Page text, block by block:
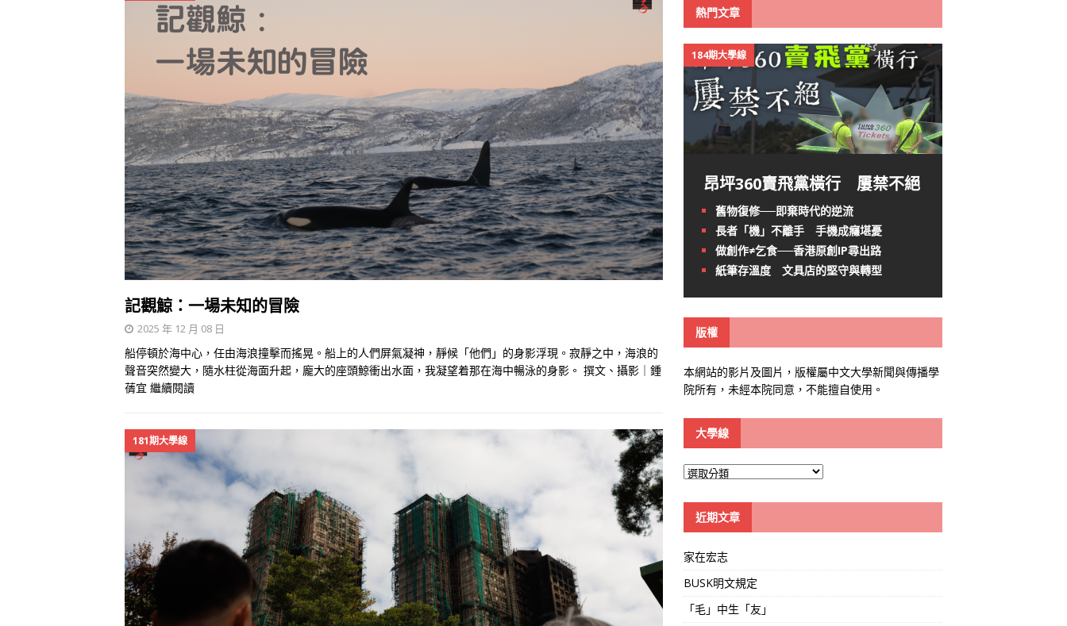
記觀鯨：一場未知的冒險
2025 年 12 月 08 日
船停頓於海中心，任由海浪撞擊而搖晃。船上的人們屏氣凝神，靜候「他們」的身影浮現。寂靜之中，海浪的
聲音突然變大，隨水柱從海面升起，龐大的座頭鯨衝出水面，我凝望着那在海中暢泳的身影。 撰文、攝影｜鍾
蒨宜 繼續閱讀
181期大學線
熱門文章
184期大學線
昂坪360賣飛黨橫行 屢禁不絕
舊物復修──即棄時代的逆流
長者「機」不離手 手機成癮堪憂
做創作≠乞食──香港原創IP尋出路
紙筆存溫度 文具店的堅守與轉型
版權
本網站的影片及圖片，版權屬中文大學新聞與傳播學
院所有，未經本院同意，不能擅自使用。
大學線
大
線
近期文章
家在宏志
BUSK明文規定
「毛」中生「友」